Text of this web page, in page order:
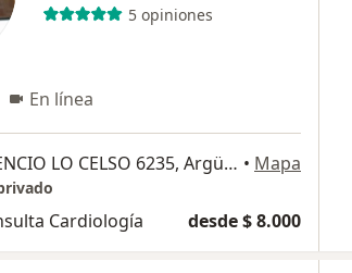
5 opiniones
En línea
ANGEL TERENCIO LO CELSO 6235, Argüello • Mapa
Cardiología desde $ 8.000